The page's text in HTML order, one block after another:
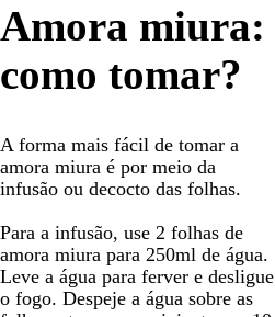
Amora miura:
como tomar?
A forma mais fácil de tomar a
amora miura é por meio da
infusão ou decocto das folhas.
Para a infusão, use 2 folhas de
amora miura para 250ml de água.
Leve a água para ferver e desligue
o fogo. Despeje a água sobre as